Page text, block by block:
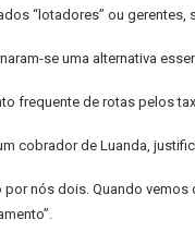
“lotadores” ou
se uma alternativa
frequente de rotas pelos
cobrador de Luanda,
nós dois. Quando